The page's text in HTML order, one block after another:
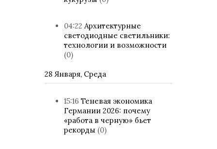
04:22 Архитектурные
светодиодные светильники:
технологии и возможности
(0)
28 Января, Среда
15:16 Теневая экономика
Германии 2026: почему
«работа в черную» бьет
рекорды (0)